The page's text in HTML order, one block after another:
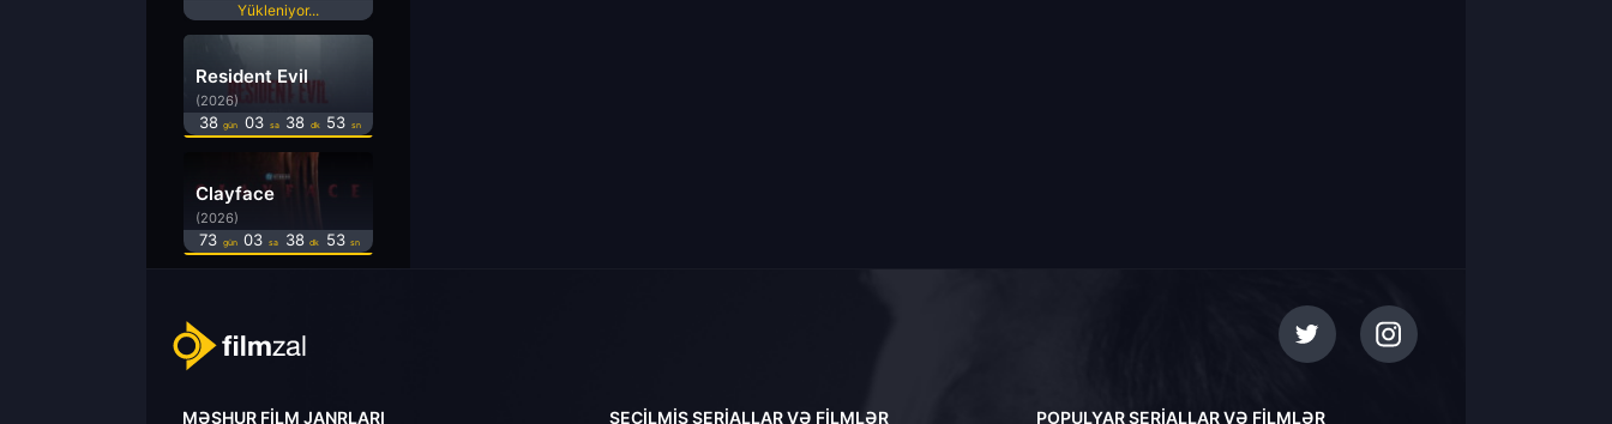
Yükleniyor...
Resident Evil
(2026)
38 gün 03 sa 38 dk 52 sn
Clayface
(2026)
73 gün 03 sa 38 dk 52 sn
MƏŞHUR FILM JANRLARI SEÇILMIŞ SERIALLAR VƏ FILMLƏR POPULYAR SERIALLAR VƏ FILMLƏR